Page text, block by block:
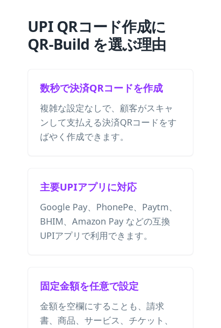
UPI QRコード作成に
QR-Build を選ぶ理由
数秒で決済QRコードを作成
複雑な設定なしで、顧客がスキャ
ンして支払える決済QRコードをす
ばやく作成できます。
主要UPIアプリに対応
Google Pay、PhonePe、Paytm、
BHIM、Amazon Pay などの互換
UPIアプリで利用できます。
固定金額を任意で設定
金額を空欄にすることも、請求
書、商品、サービス、チケット、